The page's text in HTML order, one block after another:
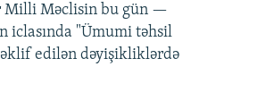
480p
720p
Milli Məclisin bu gün —
iclasında "Ümumi təhsil
edilən dəyişikliklərdə